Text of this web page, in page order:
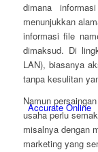
Accurate Online
dimana
menunjukkan
informasi file
dimaksud. Di
LAN), biasanya
tanpa kesulitan
Namun
usaha perlu
misalnya dengan
marketing yang